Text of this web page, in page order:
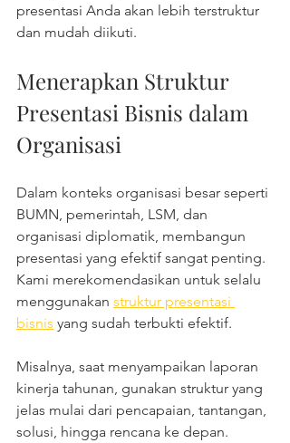
presentasi Anda akan lebih terstruktur
dan mudah diikuti.
Menerapkan Struktur
Presentasi Bisnis dalam
Organisasi
Dalam konteks organisasi besar seperti
BUMN, pemerintah, LSM, dan
organisasi diplomatik, membangun
presentasi yang efektif sangat penting.
Kami merekomendasikan untuk selalu
menggunakan struktur presentasi
bisnis yang sudah terbukti efektif.
Misalnya, saat menyampaikan laporan
kinerja tahunan, gunakan struktur yang
jelas mulai dari pencapaian, tantangan,
solusi, hingga rencana ke depan.